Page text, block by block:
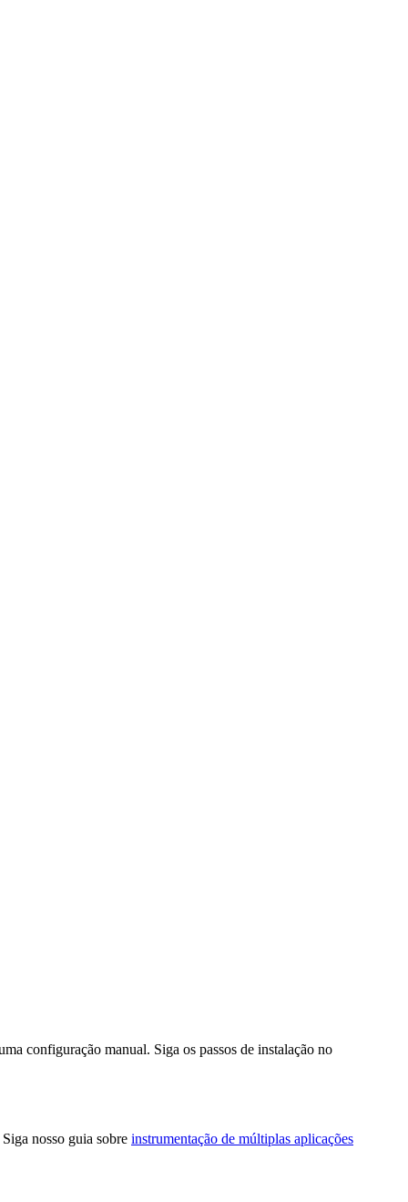
configuração manual. Siga os passos de instalação no
nosso guia sobre instrumentação de múltiplas aplicações